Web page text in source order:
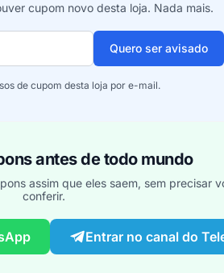
cupom novo desta loja. Nada mais.
Quero ser avisado
de cupom desta loja por e-mail.
antes de todo mundo
assim que eles saem, sem precisar
conferir.
Entrar no canal do